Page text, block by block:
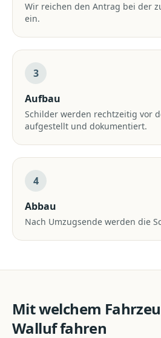
Wir reichen den Antrag bei der
ein.
3
Aufbau
Schilder werden rechtzeitig vor
aufgestellt und dokumentiert.
4
Abbau
Nach Umzugsende werden die
Mit welchem
Walluffahren